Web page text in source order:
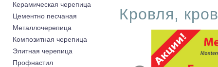
Керамическая черепица
Цементно песчаная
Металлочерепица
Композитная черепица
Элитная черепица
Профнастил
Кровля,